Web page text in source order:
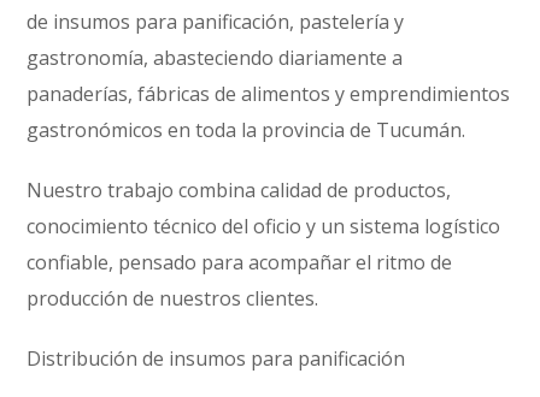
de insumos para panificación, pastelería y
gastronomía, abasteciendo diariamente a
panaderías, fábricas de alimentos y emprendimientos
gastronómicos en toda la provincia de Tucumán.
Nuestro trabajo combina calidad de productos,
conocimiento técnico del oficio y un sistema logístico
confiable, pensado para acompañar el ritmo de
producción de nuestros clientes.
Distribución de insumos para panificación